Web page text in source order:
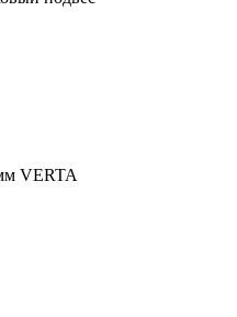
VERTA